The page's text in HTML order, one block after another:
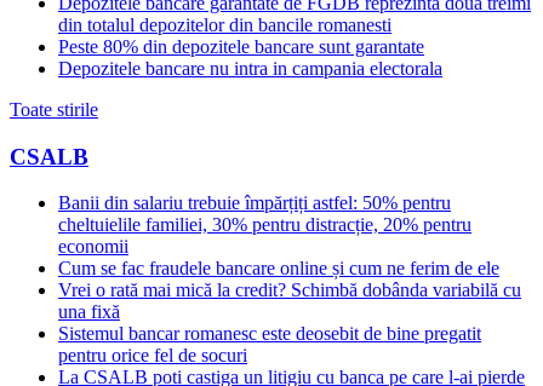
din totalul depozitelor din bancile romanesti
Peste 80% din depozitele bancare sunt garantate
Depozitele bancare nu intra in campania electorala
Toate stirile
CSALB
Banii din salariu trebuie împărțiți astfel: 50% pentru
cheltuielile familiei, 30% pentru distracție, 20% pentru
economii
Cum se fac fraudele bancare online și cum ne ferim de ele
Vrei o rată mai mică la credit? Schimbă dobânda variabilă cu
una fixă
Sistemul bancar romanesc este deosebit de bine pregatit
pentru orice fel de socuri
La CSALB poti castiga un litigiu cu banca pe care l-ai pierde